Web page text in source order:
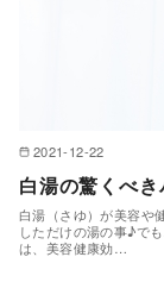
2021-12-22
白湯の驚くべ
白湯（さゆ）が美容や
しただけの湯の事♪で
は、美容健康効…